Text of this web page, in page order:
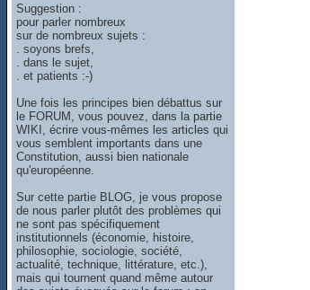
Suggestion :
pour parler nombreux
sur de nombreux sujets :
. soyons brefs,
. dans le sujet,
. et patients :-)
Une fois les principes bien débattus sur
le FORUM, vous pouvez, dans la partie
WIKI, écrire vous-mêmes les articles qui
vous semblent importants dans une
Constitution, aussi bien nationale
qu'européenne.
Sur cette partie BLOG, je vous propose
de nous parler plutôt des problèmes qui
ne sont pas spécifiquement
institutionnels (économie, histoire,
philosophie, sociologie, société,
actualité, technique, littérature, etc.),
mais qui tournent quand même autour